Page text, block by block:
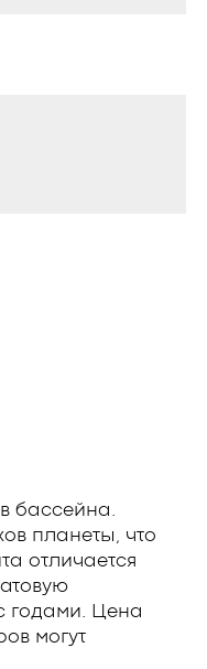
бассейна.
планеты, что
отличается
годами. Цена
могут